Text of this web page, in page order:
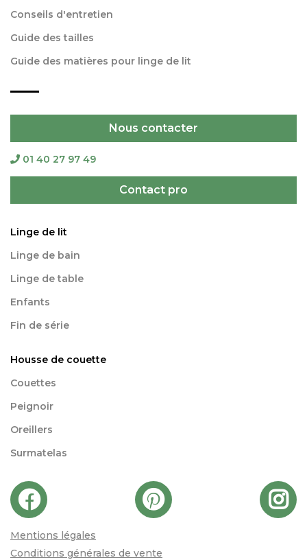
Conseils d'entretien
Guide des tailles
Guide des matières pour linge de lit
Nous contacter
01 40 27 97 49
Contact pro
Linge de lit
Linge de bain
Linge de table
Enfants
Fin de série
Housse de couette
Couettes
Peignoir
Oreillers
Surmatelas
Mentions légales
Conditions générales de vente